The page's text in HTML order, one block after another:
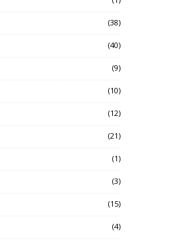
(38)
(40)
(9)
(10)
(12)
(21)
(1)
(3)
(15)
(4)